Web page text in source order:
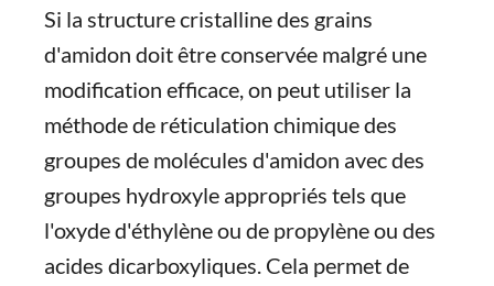
Si la structure cristalline des grains
d'amidon doit être conservée malgré une
modification efficace, on peut utiliser la
méthode de réticulation chimique des
groupes de molécules d'amidon avec des
groupes hydroxyle appropriés tels que
l'oxyde d'éthylène ou de propylène ou des
acides dicarboxyliques. Cela permet de